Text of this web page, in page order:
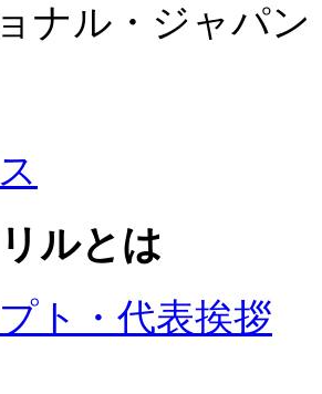
ナル・ジャパン
ルとは
ト・代表挨拶